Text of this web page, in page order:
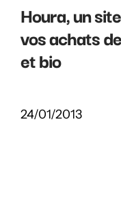
Houra, un
vos achats
et bio
24/01/2013